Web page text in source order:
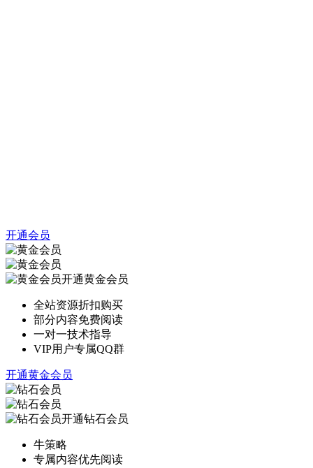
开通会员
开通黄金会员
全站资源折扣购买
部分内容免费阅读
一对一技术指导
VIP用户专属QQ群
开通黄金会员
开通钻石会员
牛策略
专属内容优先阅读